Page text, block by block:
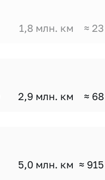
1,8 млн. км ≈
2,9 млн. км ≈
5,0 млн. км ≈